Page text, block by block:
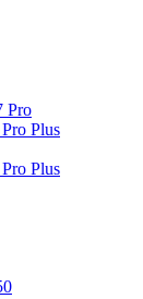
Pro
Plus
Plus